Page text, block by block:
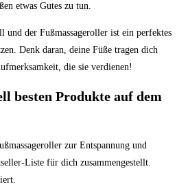
etwas Gutes zu tun.
und ‍der ⁢Fußmassageroller ist ​ein perfektes
Denk daran, ‍deine Füße ⁢tragen dich
die sie verdienen!
besten Produkte auf dem
zur Entspannung und
Liste für dich zusammengestellt.